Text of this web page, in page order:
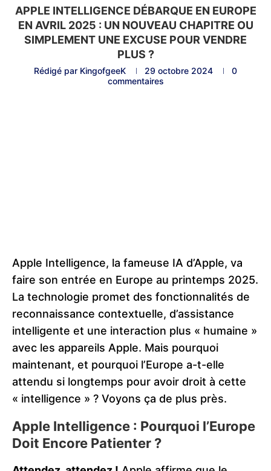
APPLE INTELLIGENCE DÉBARQUE EN EUROPE
EN AVRIL 2025 : UN NOUVEAU CHAPITRE OU
SIMPLEMENT UNE EXCUSE POUR VENDRE
PLUS ?
Rédigé par KingofgeeK 29 octobre 2024
0
commentaires
Apple Intelligence, la fameuse IA d’Apple, va
faire son entrée en Europe au printemps 2025.
La technologie promet des fonctionnalités de
reconnaissance contextuelle, d’assistance
intelligente et une interaction plus « humaine »
avec les appareils Apple. Mais pourquoi
maintenant, et pourquoi l’Europe a-t-elle
attendu si longtemps pour avoir droit à cette
« intelligence » ? Voyons ça de plus près.
Apple Intelligence : Pourquoi l’Europe
Doit Encore Patienter ?